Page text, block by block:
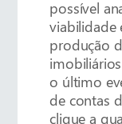
possível
viabilidade
produção
o último
de contas
clique a